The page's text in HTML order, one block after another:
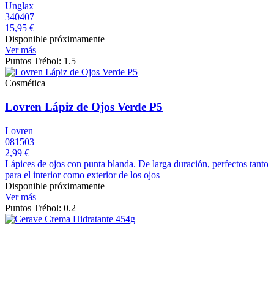
Unglax
340407
15,95 €
Disponible próximamente
Ver más
Puntos Trébol: 1.5
Cosmética
Lovren Lápiz de Ojos Verde P5
Lovren
081503
2,99 €
Lápices de ojos con punta blanda. De larga duración, perfectos tanto
para el interior como exterior de los ojos
Disponible próximamente
Ver más
Puntos Trébol: 0.2